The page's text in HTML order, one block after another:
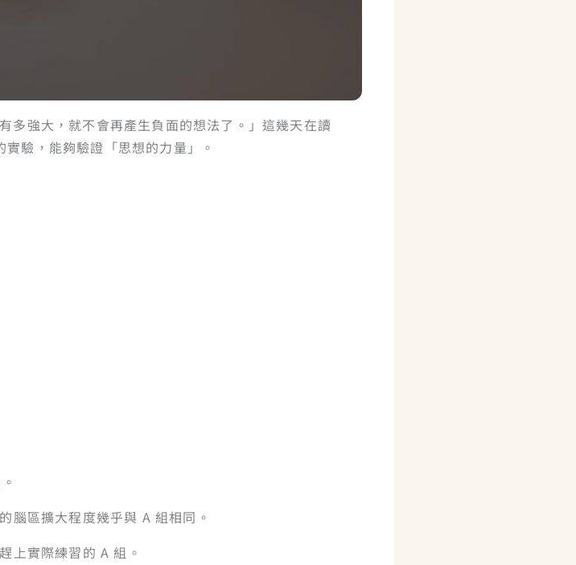
多強大，就不會再產生負面的想法了。」這幾天在讀
驗，能夠驗證「思想的力量」。
腦區擴大程度幾乎與 A 組相同。
上實際練習的 A 組。